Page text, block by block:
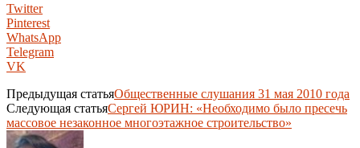
Twitter
Pinterest
WhatsApp
Telegram
VK
Предыдущая статьяОбщественные слушания 31 мая 2010 года
Следующая статьяСергей ЮРИН: «Необходимо было пресечь
массовое незаконное многоэтажное строительство»